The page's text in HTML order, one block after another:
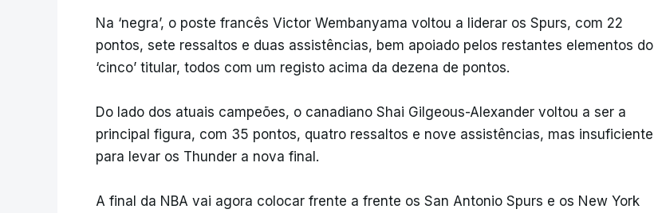
Na ‘negra’, o poste francês Victor Wembanyama voltou a liderar os Spurs, com 22
pontos, sete ressaltos e duas assistências, bem apoiado pelos restantes elementos do
‘cinco’ titular, todos com um registo acima da dezena de pontos.
Do lado dos atuais campeões, o canadiano Shai Gilgeous-Alexander voltou a ser a
principal figura, com 35 pontos, quatro ressaltos e nove assistências, mas insuficiente
para levar os Thunder a nova final.
A final da NBA vai agora colocar frente a frente os San Antonio Spurs e os New York